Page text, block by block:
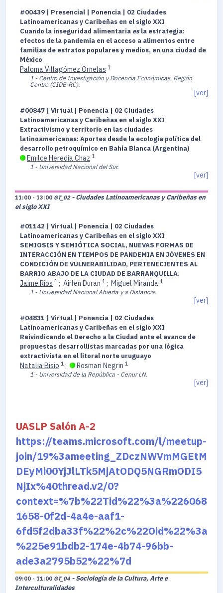
#00439 | Presencial | Ponencia | 02 Ciudades
Latinoamericanas y Caribeñas en el siglo XXI
Cuando la inseguridad alimentaria esla estrategia:
efectos de la pandemia en el acceso a alimentos entre
familias de estratos populares y medios, en una ciudad de
México
Paloma Villagómez Ornelas 1
1 - Centro de Investigación y Docencia Económicas, Región
Centro (CIDE-RC).
[ver]
#00847 | Virtual | Ponencia | 02 Ciudades
Latinoamericanas y Caribeñas en el siglo XXI
Extractivismo y territorio en las ciudades
latinoamericanas: Aportes desde la ecología política del
desarrollo petroquímico en Bahía Blanca (Argentina)
Emilce Heredia Chaz 1
1 - Universidad Nacional del Sur.
[ver]
11:00 - 13:00 GT_02 - Ciudades Latinoamericanas y Caribeñas en
el siglo XXI
#01142 | Virtual | Ponencia | 02 Ciudades
Latinoamericanas y Caribeñas en el siglo XXI
SEMIOSIS Y SEMIÓTICA SOCIAL, NUEVAS FORMAS DE
INTERACCIÓN EN TIEMPOS DE PANDEMIA EN JÓVENES EN
CONDICIÓN DE VULNERABILIDAD, PERTENECIENTES AL
BARRIO ABAJO DE LA CIUDAD DE BARRANQUILLA.
Jaime Ríos 1 ; Airlen Duran 1 ; Miguel Miranda 1
1 - Universidad Nacional Abierta y a Distancia.
[ver]
#04831 | Virtual | Ponencia | 02 Ciudades
Latinoamericanas y Caribeñas en el siglo XXI
Reivindicando el Derecho a la Ciudad ante el avance de
propuestas desarrollistas marcadas por una lógica
extractivista en el litoral norte uruguayo
Natalia Bisio 1 ; Rosmari Negrin 1
1 - Universidad de la República - Cenur LN.
[ver]
UASLP Salón A-2
https://teams.microsoft.com/l/meetup-
join/19%3ameeting_ZDczNWVmMGEtM
DEyMi00YjJlLTk5MjAtODQ5NGRmODI5
NjIx%40thread.v2/0?
context=%7b%22Tid%22%3a%226068
1658-0f2d-4a4e-aaf1-
6fd5f2dba33f%22%2c%22Oid%22%3a
%225e91bdb2-174e-4b74-96bb-
ade3a2795b52%22%7d
09:00 - 11:00 GT_04 - Sociología de la Cultura, Arte e
Interculturalidades